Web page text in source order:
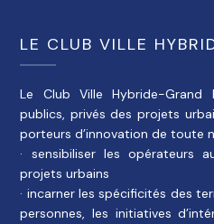
LE CLUB VILLE
Le Club Ville Hybride-Grand
publics, privés des projets
porteurs d’innovation de toute
· sensibiliser les opérateurs
projets urbains
· incarner les spécificités des
personnes, les initiatives